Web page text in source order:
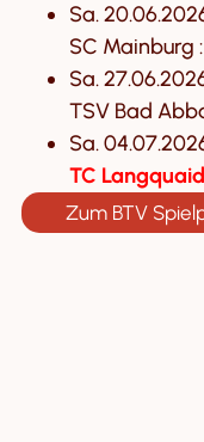
Sa.
SC Mainburg
Sa.
TSV Bad
Sa.
TC Langquaid
Zum BTV